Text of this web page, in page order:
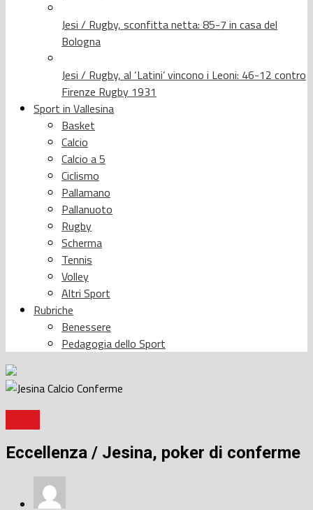
Jesi / Rugby, sconfitta netta: 85-7 in casa del
Bologna
Jesi / Rugby, al ‘Latini’ vincono i Leoni: 46-12 contro
Firenze Rugby 1931
Sport in Vallesina
Basket
Calcio
Calcio a 5
Ciclismo
Pallamano
Pallanuoto
Rugby
Scherma
Tennis
Volley
Altri Sport
Rubriche
Benessere
Pedagogia dello Sport
Eccellenza / Jesina, poker di conferme